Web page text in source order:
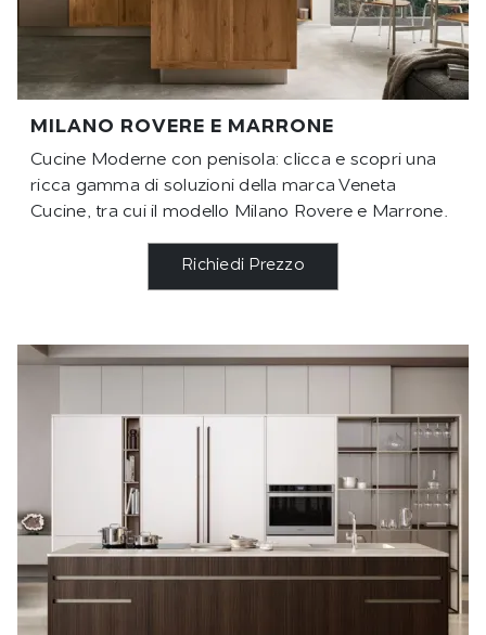
MILANO ROVERE E MARRONE
Cucine Moderne con penisola: clicca e scopri una
ricca gamma di soluzioni della marca Veneta
Cucine, tra cui il modello Milano Rovere e Marrone.
Richiedi Prezzo